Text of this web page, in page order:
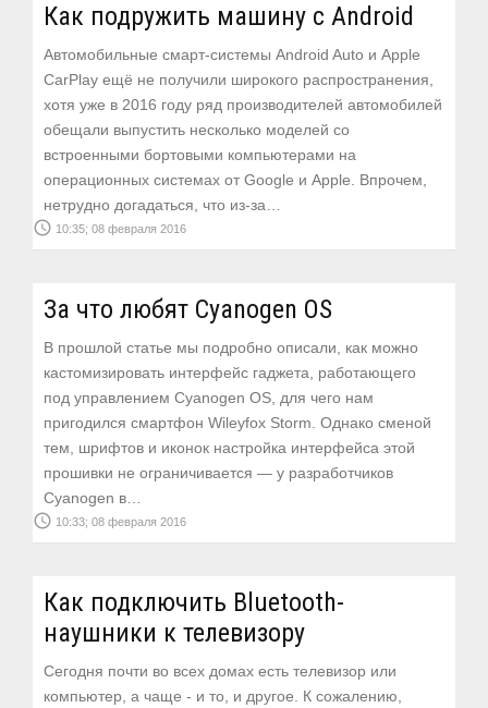
Как подружить машину с Android
Автомобильные смарт-системы Android Auto и Apple
CarPlay ещё не получили широкого распространения,
хотя уже в 2016 году ряд производителей автомобилей
обещали выпустить несколько моделей со
встроенными бортовыми компьютерами на
операционных системах от Google и Apple. Впрочем,
нетрудно догадаться, что из-за…
access_time 10:35; 08 февраля 2016
За что любят Cyanogen OS
В прошлой статье мы подробно описали, как можно
кастомизировать интерфейс гаджета, работающего
под управлением Cyanogen OS, для чего нам
пригодился смартфон Wileyfox Storm. Однако сменой
тем, шрифтов и иконок настройка интерфейса этой
прошивки не ограничивается — у разработчиков
Cyanogen в…
access_time 10:33; 08 февраля 2016
Как подключить Bluetooth-
наушники к телевизору
Сегодня почти во всех домах есть телевизор или
компьютер, а чаще - и то, и другое. К сожалению,